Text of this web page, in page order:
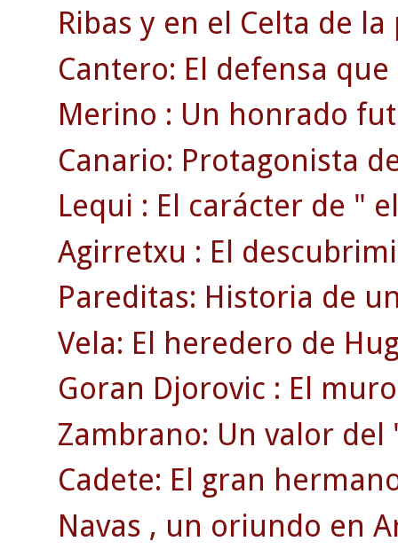
Ribas y en el Celta de
Cantero: El defensa
Merino : Un honrado
Canario: Protagonista
Lequi : El carácter de "
Agirretxu : El
Pareditas: Historia de
Vela: El heredero de
Goran Djorovic : El
Zambrano: Un valor del
Cadete: El gran
Navas , un oriundo en